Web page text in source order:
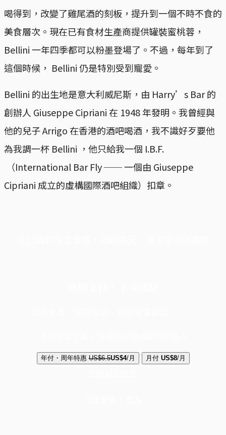
喝得到，改變了雞尾酒的刻板，提升到一個不時不食的
美食層次。現在已有食材生產商提供罐裝蜜桃蓉，
Bellini 一年四季都可以粉墨登場了。不過，每年到了
這個時候， Bellini 仍是特別受到寵愛。
Bellini 的出生地是意大利威尼斯，由 Harry’s Bar 的
創辦人 Giuseppe Cipriani 在 1948 年發明。我曾經與
他的兒子 Arrigo 在香港的酒吧喝酒，我不識好歹要他
為我調一杯 Bellini ，他只給我一個 I.B.F.
（International Bar Fly ── 一個由 Giuseppe
Cipriani 成立的虛構國際酒吧組織）扣章。
年付・周年特惠 US$6.5US$4/月 月付 US$8/月